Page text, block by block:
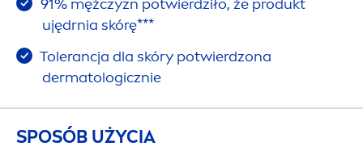
91% mężczyzn potwierdziło, że produkt
ujędrnia skórę***
Tolerancja dla skóry potwierdzona
dermatologicznie
SPOSÓB UŻYCIA